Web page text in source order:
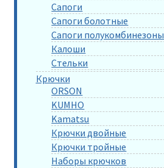
Сапоги
Сапоги болотные
Сапоги полукомбинезоны
Калоши
Стельки
Крючки
ORSON
KUMHO
Kamatsu
Крючки двойные
Крючки тройные
Наборы крючков